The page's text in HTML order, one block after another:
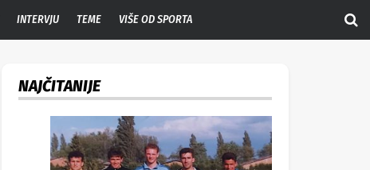
INTERVJU TEME VIŠE OD SPORTA
NAJČITANIJE